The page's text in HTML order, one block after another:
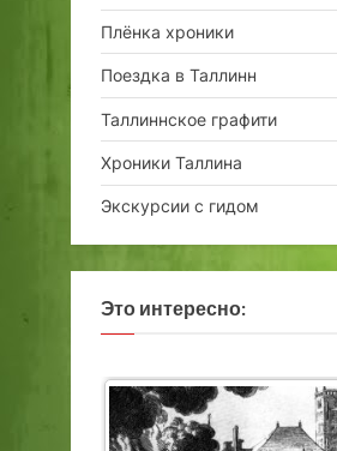
Плёнка хроники
Поездка в Таллинн
Таллиннское графити
Хроники Таллина
Экскурсии с гидом
Это интересно: